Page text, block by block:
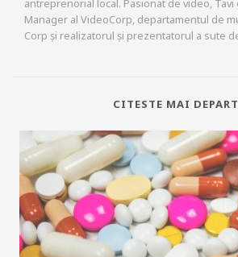
Manager al VideoCorp, departamentul de
Corp și realizatorul și prezentatorul a sute
CITESTE MAI